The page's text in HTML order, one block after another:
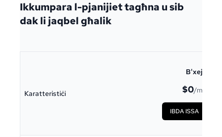
Ikkumpara l-pjanijiet tagħna u sib
dak li jaqbel għalik
Karatteristiċi
B'xejn
$0/mo
IBDA ISSA